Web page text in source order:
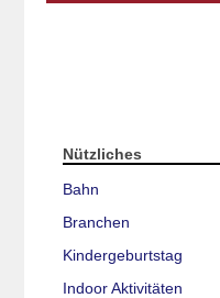
Nützliches
Bahn
Branchen
Kindergeburtstag
Indoor Aktivitäten